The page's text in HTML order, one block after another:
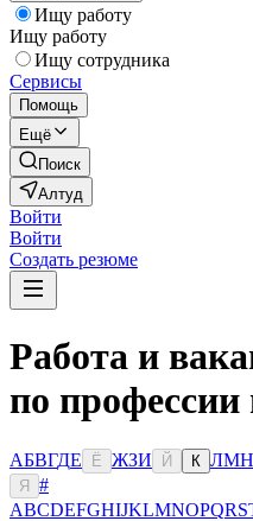
Ищу работу
Ищу работу
Ищу сотрудника
Сервисы
Помощь
Ещё
Поиск
Алтуд
Войти
Войти
Создать резюме
Работа и
по профессии
АБВГДЕ Ё ЖЗИ Й К ЛМН
Я
#
ABCDEFGHIJKLMNOPQRS